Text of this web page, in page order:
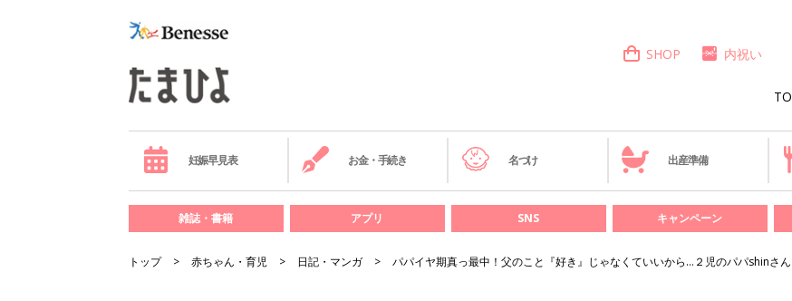
SHOP 内祝い
妊娠早見表 お金・手続き 名づけ 出産準備
雑誌・書籍 アプリ SNS キャンペーン
トップ 赤ちゃん・育児 日記・マンガ パパイヤ期真っ最中！父のこと『好き』じゃなくていいから…２児のパパshinさん